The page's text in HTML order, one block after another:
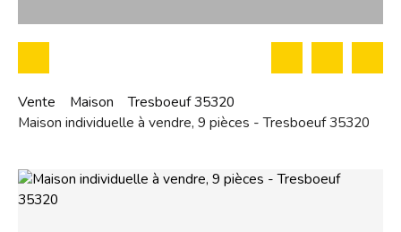
Vente Maison
Tresboeuf 35320
Maison individuelle à vendre, 9 pièces - Tresboeuf 35320